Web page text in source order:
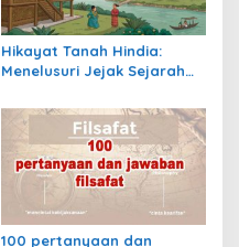
Hikayat Tanah Hindia:
Menelusuri Jejak Sejarah
Waktu Kolonial
100 pertanyaan dan